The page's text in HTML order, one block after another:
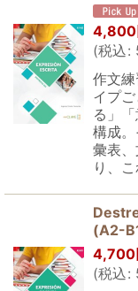
4,800
(税込:
作文
イプ
る」
構成
彙表
り、
(A2-
4,700
(税込: